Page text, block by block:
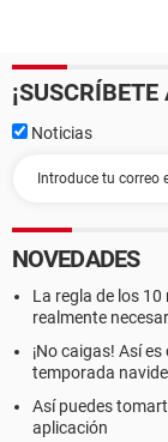
Noticias
NOVEDADES
La regla de los
realmente
¡No caigas! Así
temporada
Así puedes
aplicación